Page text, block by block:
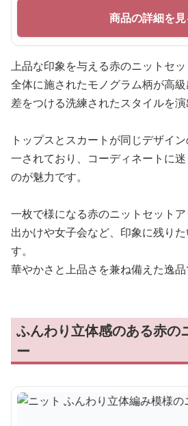
商品の詳細を見
上品な印象を与える赤のニットセッ
全体に施されたモノグラム柄が高
差をつける洗練されたスタイルを演
トップスとスカートが同じデザイ
一されており、コーディネートに
のが魅力です。
一枚で様になる赤のニットセット
出かけや女子会など、印象に残り
す。
華やかさと上品さを兼ね備えた逸品
ふんわり立体感のある赤の
ー